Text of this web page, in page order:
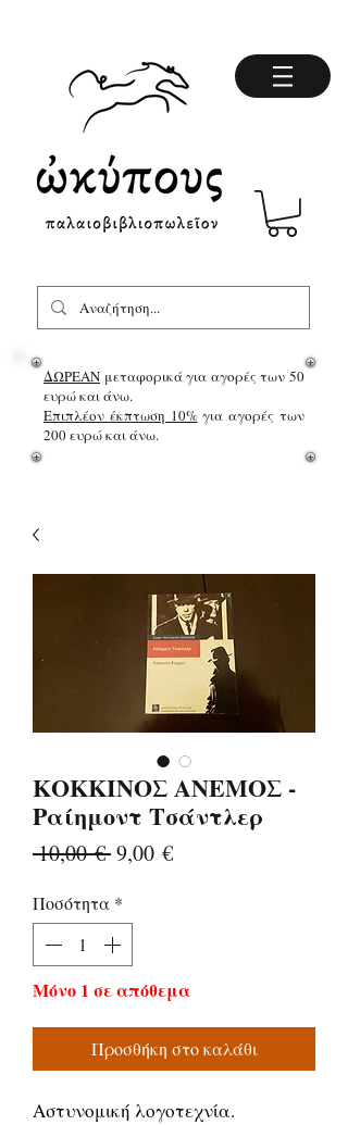
ΔΩΡΕΑΝ μεταφορικά για αγορές των 50
ευρώ και άνω.
Επιπλέον έκπτωση 10%για αγορές των
200 ευρώ και άνω.
ΚΟΚΚΙΝΟΣ ΑΝΕΜΟΣ -
Ραίημοντ Τσάντλερ
10,00 € Κανονική
9,00 €Τιμή
Ποσότητα *
Μόνο 1 σε απόθεμα
Προσθήκη στο καλάθι
Αστυνομική λογοτεχνία.